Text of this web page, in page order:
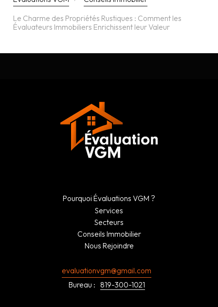
Le Charme des Propriétés Rustiques : Comment les
Évaluateurs Immobiliers Enrichissent leur Valeur
Pourquoi Évaluations VGM ?
Services
Secteurs
Conseils Immobilier
Nous Rejoindre
evaluationvgm@gmail.com
Bureau : 819-300-1021